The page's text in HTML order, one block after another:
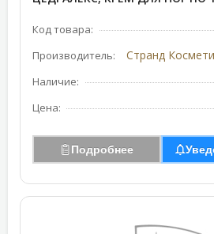
Код товара:
Производитель:
Наличие:
Цена:
Подробнее